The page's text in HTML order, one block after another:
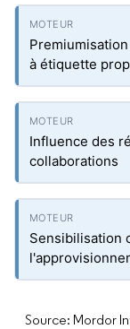
à étiquette
Influence des
collaborations
Sensibilisation
Source: Mordor